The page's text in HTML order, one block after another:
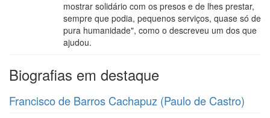
mostrar solidário com os presos e de lhes prestar,
sempre que podia, pequenos serviços, quase só de
pura humanidade", como o descreveu um dos que
ajudou.
Biografias em destaque
Francisco de Barros Cachapuz (Paulo de Castro)